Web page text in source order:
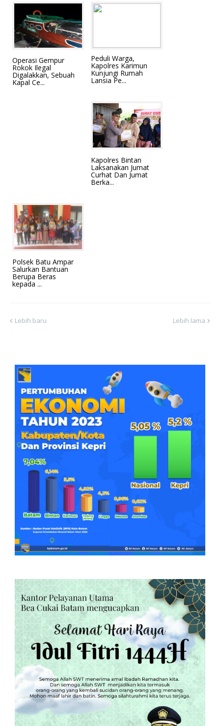
Operasi Gempur
Rokok Ilegal
Digalakkan, Sebuah
Kapal Ce...
Peduli Warga,
Kapolres Karimun
Kunjungi Rumah
Lansia Pe...
Kapolres Bintan
Laksanakan Jumat
Curhat Dan Jumat
Berka...
Polsek Batu Ampar
Salurkan Bantuan
Berupa Beras
kepada ...
Lebih baru Lebih lama